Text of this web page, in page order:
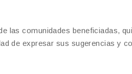
las comunidades beneficiadas,
de expresar sus sugerencias y